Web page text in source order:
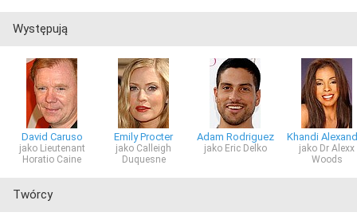
Występują
David Caruso
jako Lieutenant
Horatio Caine
Emily Procter
jako Calleigh
Duquesne
Adam Rodriguez
jako Eric Delko
Khandi
jako Dr Alexx
Woods
Twórcy